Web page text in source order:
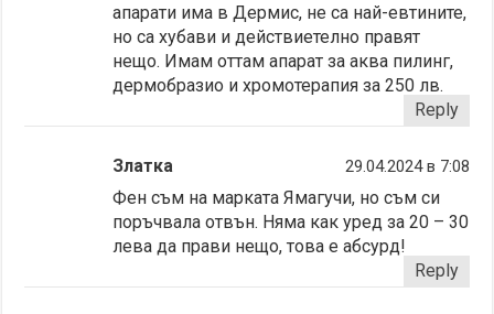
апарати има в Дермис, не са най-евтините,
но са хубави и действиетелно правят
нещо. Имам оттам апарат за аква пилинг,
дермобразио и хромотерапия за 250 лв.
Reply
Златка 29.04.2024 в 7:08
Фен съм на марката Ямагучи, но съм си
поръчвала отвън. Няма как уред за 20 – 30
лева да прави нещо, това е абсурд!
Reply